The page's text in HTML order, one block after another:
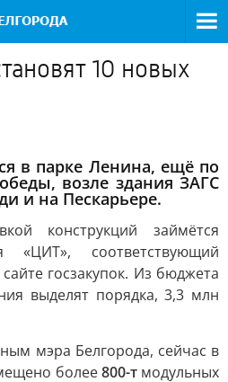
10 новых
в парке Ленина, ещё по
возле здания ЗАГС
и на Пескарьере.
конструкций займётся
«ЦИТ», соответствующий
госзакупок. Из бюджета
выделят порядка, 3,3 млн
мэра Белгорода, сейчас в
более800-тмодульных